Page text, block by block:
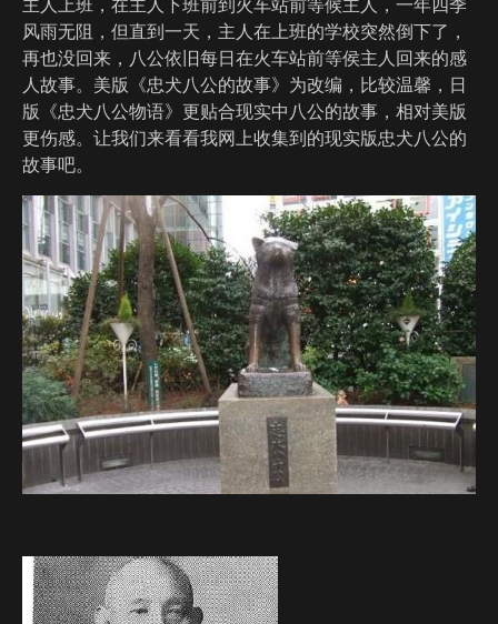
主人上班，在主人下班前到火车站前等候主人，一年四季
风雨无阻，但直到一天，主人在上班的学校突然倒下了，
再也没回来，八公依旧每日在火车站前等侯主人回来的感
人故事。美版《忠犬八公的故事》为改编，比较温馨，日
版《忠犬八公物语》更贴合现实中八公的故事，相对美版
更伤感。让我们来看看我网上收集到的现实版忠犬八公的
故事吧。